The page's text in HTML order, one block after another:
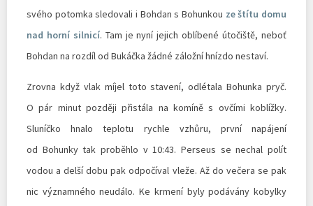
svého potomka sledovali i Bohdan s Bohunkou ze štítu domu
nad horní silnicí. Tam je nyní jejich oblíbené útočiště, neboť
Bohdan na rozdíl od Bukáčka žádné záložní hnízdo nestaví.
Zrovna když vlak míjel toto stavení, odlétala Bohunka pryč.
O pár minut později přistála na komíně s ovčími koblížky.
Sluníčko hnalo teplotu rychle vzhůru, první napájení
od Bohunky tak proběhlo v 10:43. Perseus se nechal polít
vodou a delší dobu pak odpočíval vleže. Až do večera se pak
nic významného neudálo. Ke krmení byly podávány kobylky